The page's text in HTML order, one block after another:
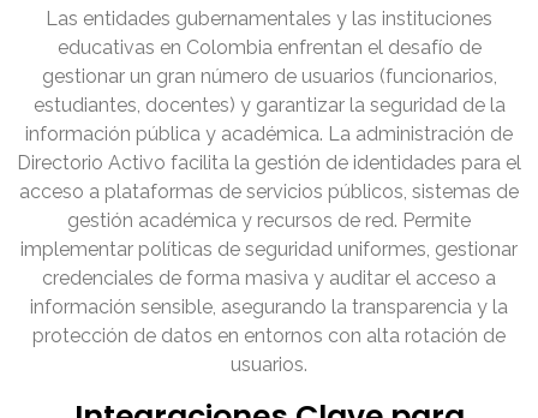
Las entidades gubernamentales y las instituciones
educativas en Colombia enfrentan el desafío de
gestionar un gran número de usuarios (funcionarios,
estudiantes, docentes) y garantizar la seguridad de la
información pública y académica. La administración de
Directorio Activo facilita la gestión de identidades para el
acceso a plataformas de servicios públicos, sistemas de
gestión académica y recursos de red. Permite
implementar políticas de seguridad uniformes, gestionar
credenciales de forma masiva y auditar el acceso a
información sensible, asegurando la transparencia y la
protección de datos en entornos con alta rotación de
usuarios.